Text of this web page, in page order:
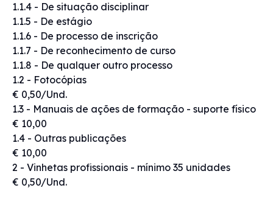
1.1.4 - De situação disciplinar
1.1.5 - De estágio
1.1.6 - De processo de inscrição
1.1.7 - De reconhecimento de curso
1.1.8 - De qualquer outro processo
1.2 - Fotocópias
€ 0,50/Und.
1.3 - Manuais de ações de formação - suporte físico
€ 10,00
1.4 - Outras publicações
€ 10,00
2 - Vinhetas profissionais - mínimo 35 unidades
€ 0,50/Und.